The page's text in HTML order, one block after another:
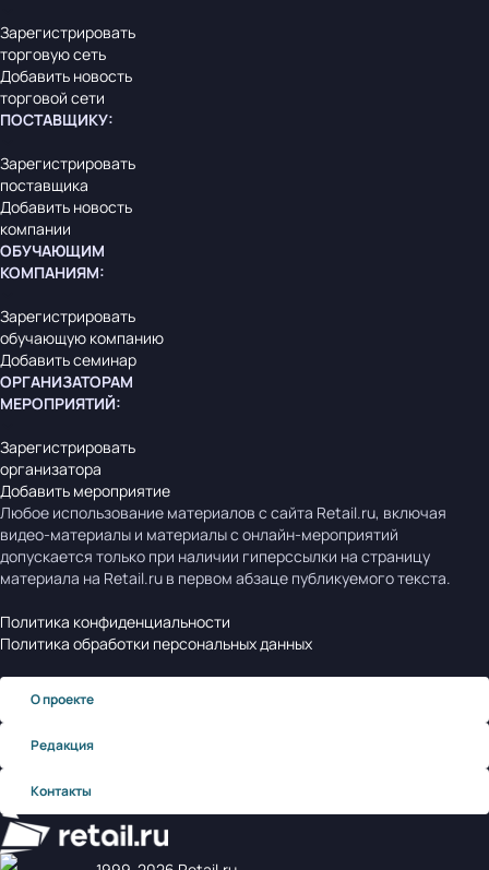
Зарегистрировать
торговую сеть
Добавить новость
торговой сети
ПОСТАВЩИКУ:
Зарегистрировать
поставщика
Добавить новость
компании
ОБУЧАЮЩИМ
КОМПАНИЯМ:
Зарегистрировать
обучающую компанию
Добавить семинар
ОРГАНИЗАТОРАМ
МЕРОПРИЯТИЙ:
Зарегистрировать
организатора
Добавить мероприятие
Любое использование материалов с сайта Retail.ru, включая
видео-материалы и материалы с онлайн-мероприятий
допускается только при наличии гиперссылки на страницу
материала на Retail.ru в первом абзаце публикуемого текста.
Политика конфиденциальности
Политика обработки персональных данных
О проекте
Редакция
Контакты